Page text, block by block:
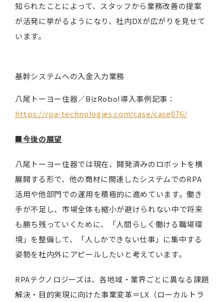
知られたことによって、スタッフから業務改善の提案
が活発に挙がるようになり、社内DXが広がりを見せて
います。
基幹システムへの入金入力業務
八尾トーヨー住器／BizRobo!導入事例記事：
https://rpa-technologies.com/case/case076/
■今後の展望
八尾トーヨー住器では現在、開発済みのロボットを横
展開する形で、他の商材に関連したシステムでのRPA
活用や他部門での運用を積極的に進めています。働き
手が不足し、市場全体も縮小が避けられない中で将来
も勝ち残っていくために、「人間らしく働ける職場環
境」を整備して、「人しかできない仕事」に集中する
姿勢を社内外にアピールしたいと考えています。
RPAテクノロジーズは、各地域・業界ごとに異なる課題
解決・目的実現に向けた事業変革＝LX（ローカルトラ